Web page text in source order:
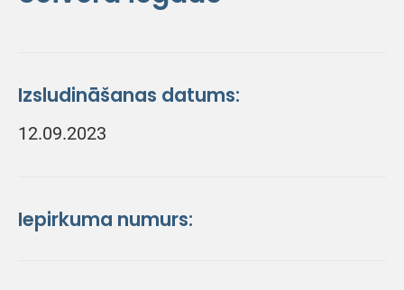
Izsludināšanas datums:
12.09.2023
Iepirkuma numurs: